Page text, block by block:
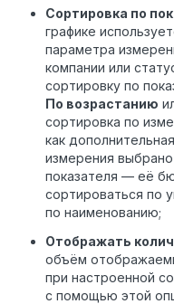
Сортировка по
графике
параметра
компании или
сортировку по
По возрастанию
сортировка по
как
измерения
показателя — её
сортироваться по
по наименованию;
Отображать
объём
при настроенной
с помощью этой